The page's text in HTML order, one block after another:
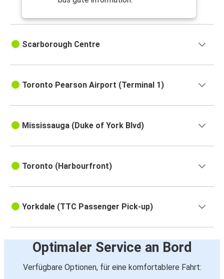
Scarborough Centre
Toronto Pearson Airport (Terminal 1)
Mississauga (Duke of York Blvd)
Toronto (Harbourfront)
Yorkdale (TTC Passenger Pick-up)
Optimaler Service an Bord
Verfügbare Optionen, für eine komfortablere Fahrt: